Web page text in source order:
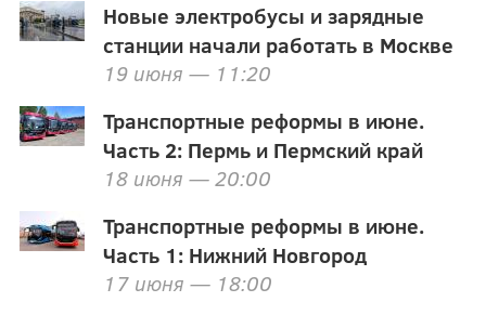
Новые электробусы и зарядные
станции начали работать в Москве
19 июня — 11:20
Транспортные реформы в июне.
Часть 2: Пермь и Пермский край
18 июня — 20:00
Транспортные реформы в июне.
Часть 1: Нижний Новгород
17 июня — 18:00